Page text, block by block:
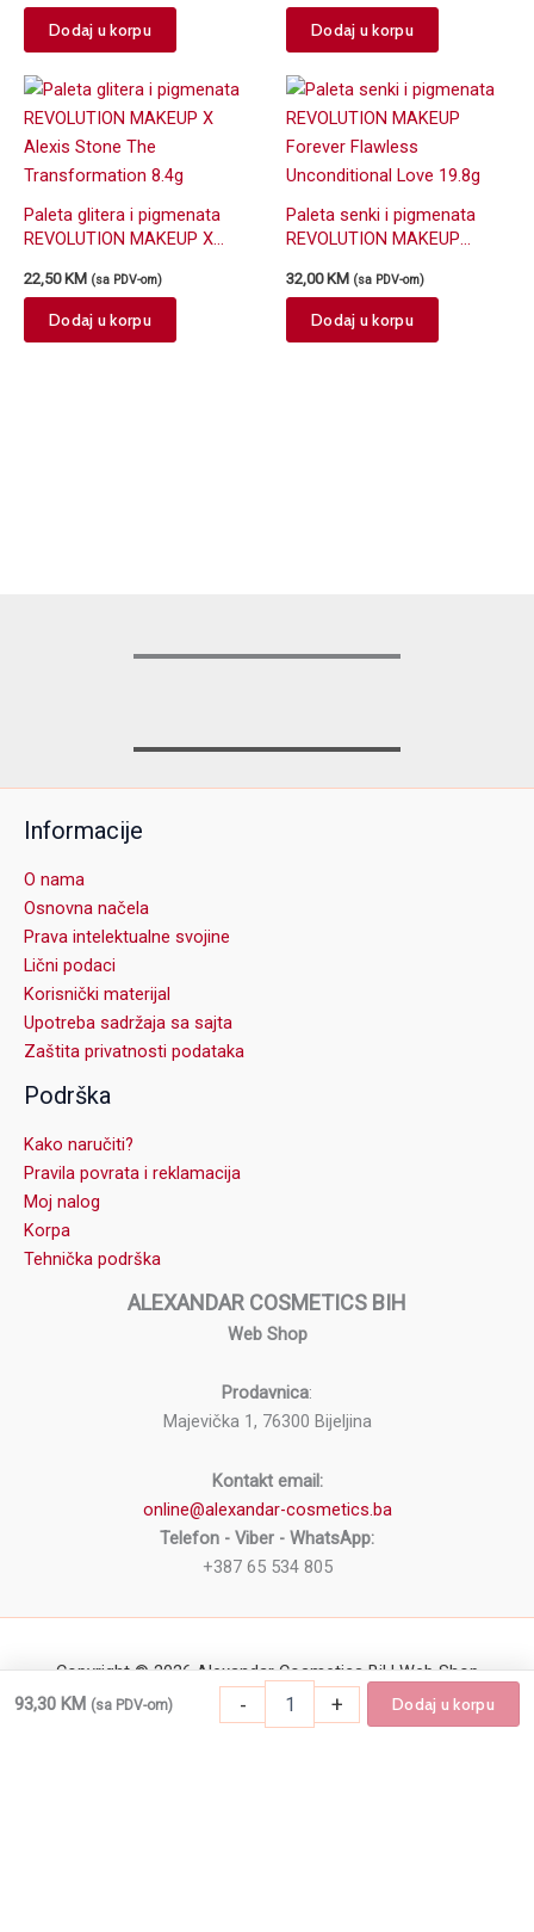
Dodaj u korpu Dodaj u korpu
Paleta glitera i pigmenata
REVOLUTION MAKEUP X
Transformation 8.4g
22,50 KM (sa PDV-om)
Dodaj u korpu
Paleta senki i pigmenata
REVOLUTION MAKEUP
Unconditional Love 19.8g
32,00 KM (sa PDV-om)
Dodaj u korpu
Informacije
O nama
Osnovna načela
Prava intelektualne svojine
Lični podaci
Korisnički materijal
Upotreba sadržaja sa sajta
Zaštita privatnosti podataka
Podrška
Kako naručiti?
Pravila povrata i reklamacija
Moj nalog
Korpa
Tehnička podrška
ALEXANDAR COSMETICS BIH
Web Shop
Prodavnica:
Majevička 1, 76300 Bijeljina
Kontakt email:
online@alexandar-cosmetics.ba
Telefon - Viber - WhatsApp:
+387 65 534 805
Copyright © 2026 Alexandar Cosmetics BiH Web Shop
93,30 KM (sa PDV-om) -
Paleta senki za oči NYX Professional
+ Dodaj u korpu